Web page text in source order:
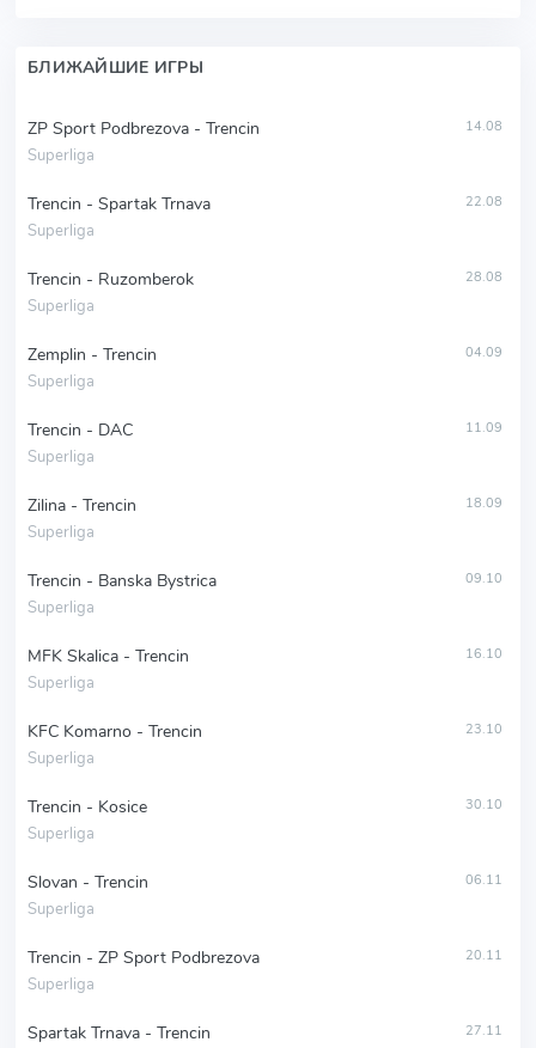
БЛИЖАЙШИЕ ИГРЫ
ZP Sport Podbrezova - Trencin
Superliga
14.08
Trencin - Spartak Trnava
Superliga
22.08
Trencin - Ruzomberok
Superliga
28.08
Zemplin - Trencin
Superliga
04.09
Trencin - DAC
Superliga
11.09
Zilina - Trencin
Superliga
18.09
Trencin - Banska Bystrica
Superliga
09.10
MFK Skalica - Trencin
Superliga
16.10
KFC Komarno - Trencin
Superliga
23.10
Trencin - Kosice
Superliga
30.10
Slovan - Trencin
Superliga
06.11
Trencin - ZP Sport Podbrezova
Superliga
20.11
Spartak Trnava - Trencin 27.11